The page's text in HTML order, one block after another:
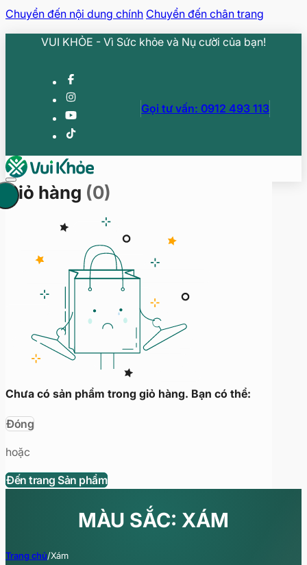
Chuyển đến nội dung chính Chuyển đến chân trang
VUI KHỎE - Vì Sức khỏe và Nụ cười của bạn!
Gọi tư vấn: 0912 493 113
Giỏ hàng (0)
Chưa có sản phẩm trong giỏ hàng. Bạn có thể:
Đóng
hoặc
Đến trang Sản phẩm
MÀU SẮC: XÁM
Trang chủ/Xám